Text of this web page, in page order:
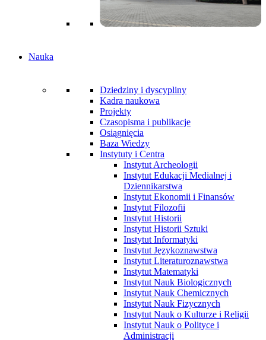
Nauka
Dziedziny i dyscypliny
Kadra naukowa
Projekty
Czasopisma i publikacje
Osiągnięcia
Baza Wiedzy
Instytuty i Centra
Instytut Archeologii
Instytut Edukacji Medialnej i
Dziennikarstwa
Instytut Ekonomii i Finansów
Instytut Filozofii
Instytut Historii
Instytut Historii Sztuki
Instytut Informatyki
Instytut Językoznawstwa
Instytut Literaturoznawstwa
Instytut Matematyki
Instytut Nauk Biologicznych
Instytut Nauk Chemicznych
Instytut Nauk Fizycznych
Instytut Nauk o Kulturze i Religii
Instytut Nauk o Polityce i
Administracji